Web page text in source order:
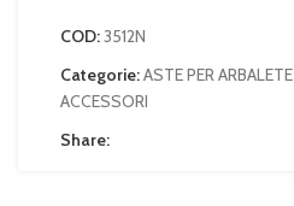
COD:3512N
Categorie:ASTE PER ARBALETE
ACCESSORI
Share: